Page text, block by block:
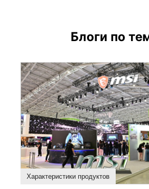
Блоги по
Характеристики продуктов